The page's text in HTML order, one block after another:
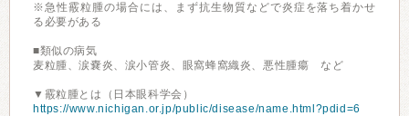
※急性霰粒腫の場合には、まず抗生物質などで炎症を落ち着かせ
る必要がある
■類似の病気
麦粒腫、涙嚢炎、涙小管炎、眼窩蜂窩織炎、悪性腫瘍 など
▼霰粒腫とは（日本眼科学会）
https://www.nichigan.or.jp/public/disease/name.html?pdid=6